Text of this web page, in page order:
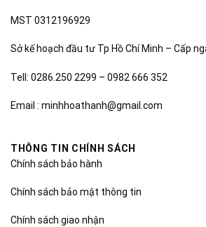
MST 0312196929
Sở kế hoạch đầu tư Tp Hồ Chí Minh – Cấp
Tell: 0286.250 2299 – 0982 666 352
Email : minhhoathanh@gmail.com
THÔNG TIN CHÍNH SÁCH
Chính sách bảo hành
Chính sách bảo mật thông tin
Chính sách giao nhận